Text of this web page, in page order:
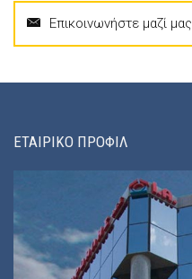
Επικοινωνήστε μαζί μας
ΕΤΑΙΡΙΚΟ ΠΡΟΦΙΛ